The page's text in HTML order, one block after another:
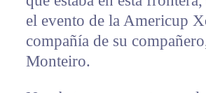
el evento de la Americup
compañía de su
Monteiro.